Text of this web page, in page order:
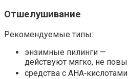
Отшелушивание
Рекомендуемые типы:
энзимные пилинги —
действуют мягко, не
средства с